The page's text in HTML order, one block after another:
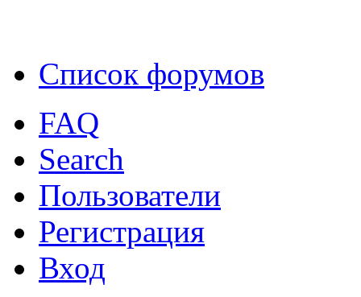
Список форумов
FAQ
Search
Пользователи
Регистрация
Вход